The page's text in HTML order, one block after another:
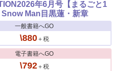
年6月号【まるごと1
Man目黒蓮・新章
一般書籍へGO
\880＋税
電子書籍へGO
\792＋税